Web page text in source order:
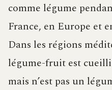
comme légume
France, en Europe et
Dans les régions
légume-fruit est cueilli
mais n’est pas un